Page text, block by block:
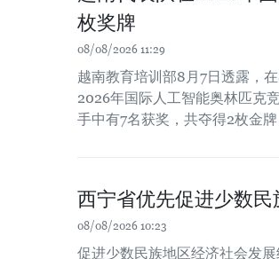
枚奖牌
08/08/2026 11:29
越南教育培训部8月7日透露，
2026年国际人工智能奥林匹克
手中有7名获奖，共夺得2枚金牌
西宁省优先促进少数
08/08/2026 10:23
促进少数民族地区经济社会发